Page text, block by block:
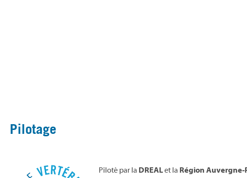
Pilotage
Piloté par la DREALet la Région Auvergne-